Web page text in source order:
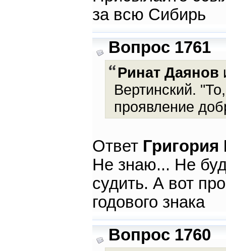
за всю Сибирь
Вопрос 1761
Ринат Даянов
Вертинский.
проявление
Ответ
Не знаю... Не
судить. А вот
годового знака
Вопрос 1760